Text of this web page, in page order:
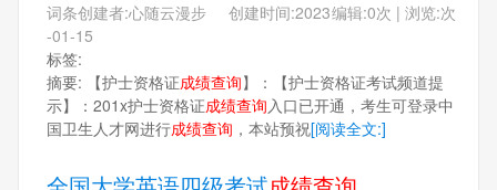
编辑:0次 | 浏览:次
词条创建者:心随云漫步 创建时间:2023
-01-15
标签:
摘要: 【护士资格证成绩查询】：【护士资格证考试频道提
示】：201x护士资格证成绩查询入口已开通，考生可登录中
国卫生人才网进行成绩查询 ，本站预祝[阅读全文:]